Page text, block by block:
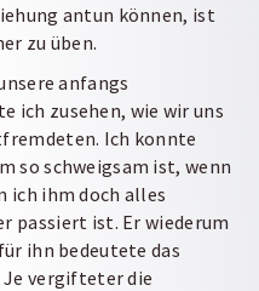
antun können, ist
zu üben.
anfangs
ich zusehen, wie wir uns
Ich konnte
so schweigsam ist, wenn
ich ihm doch alles
passiert ist. Er wiederum
ihn bedeutete das
vergifteter die